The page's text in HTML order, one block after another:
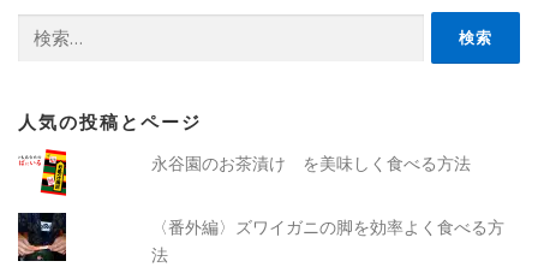
索:
人気の投稿とページ
永谷園のお茶漬け を美味しく食べる方法
〈番外編〉ズワイガニの脚を効率よく食べる方
法